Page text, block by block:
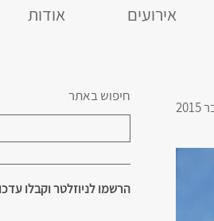
אירועים אודות
חיפוש באתר
הרשמו לניוזלטר וקבלו